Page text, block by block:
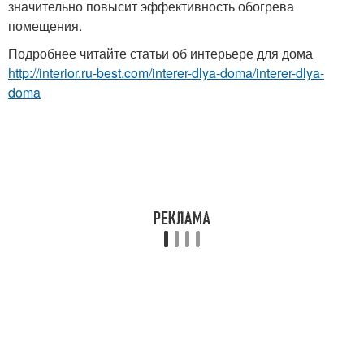
значительно повысит эффективность обогрева
помещения.
Подробнее читайте статьи об интерьере для дома
http://interior.ru-best.com/interer-dlya-doma/interer-dlya-
doma